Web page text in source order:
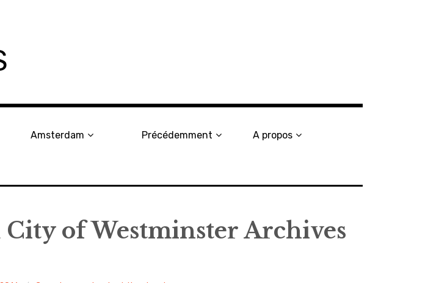
Amsterdam Précédemment A propos
of Westminster Archives